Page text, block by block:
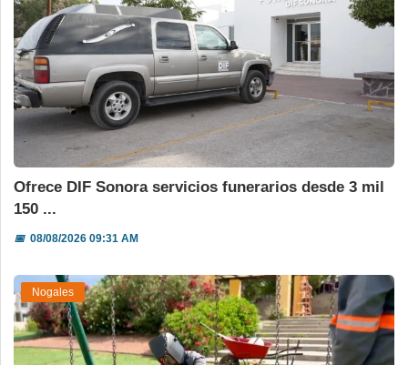
Ofrece DIF Sonora servicios funerarios desde 3 mil
150 ...
📅08/08/2026 09:31 AM
Nogales